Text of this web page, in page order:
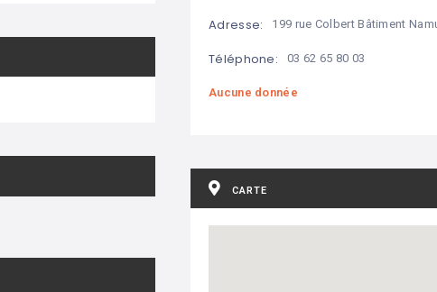
Adresse: 199 rue Colbert Bâtiment
Téléphone: 03 62 65 80 03
Aucune donnée
CARTE